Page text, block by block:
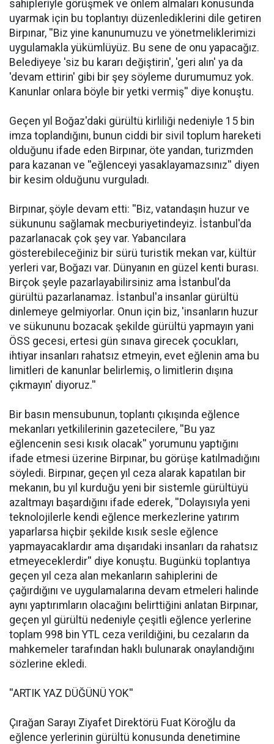
sahipleriyle görüşmek ve önlem almaları konusunda
uyarmak için bu toplantıyı düzenlediklerini dile getiren
Birpınar, ''Biz yine kanunumuzu ve yönetmeliklerimizi
uygulamakla yükümlüyüz. Bu sene de onu yapacağız.
Belediyeye 'siz bu kararı değiştirin', 'geri alın' ya da
'devam ettirin' gibi bir şey söyleme durumumuz yok.
Kanunlar onlara böyle bir yetki vermiş'' diye konuştu.
Geçen yıl Boğaz'daki gürültü kirliliği nedeniyle 15 bin
imza toplandığını, bunun ciddi bir sivil toplum hareketi
olduğunu ifade eden Birpınar, öte yandan, turizmden
para kazanan ve ''eğlenceyi yasaklayamazsınız'' diyen
bir kesim olduğunu vurguladı.
Birpınar, şöyle devam etti: ''Biz, vatandaşın huzur ve
sükununu sağlamak mecburiyetindeyiz. İstanbul'da
pazarlanacak çok şey var. Yabancılara
gösterebileceğiniz bir sürü turistik mekan var, kültür
yerleri var, Boğazı var. Dünyanın en güzel kenti burası.
Birçok şeyle pazarlayabilirsiniz ama İstanbul'da
gürültü pazarlanamaz. İstanbul'a insanlar gürültü
dinlemeye gelmiyorlar. Onun için biz, 'insanların huzur
ve sükununu bozacak şekilde gürültü yapmayın yani
ÖSS gecesi, ertesi gün sınava girecek çocukları,
ihtiyar insanları rahatsız etmeyin, evet eğlenin ama bu
limitleri de kanunlar belirlemiş, o limitlerin dışına
çıkmayın' diyoruz.''
Bir basın mensubunun, toplantı çıkışında eğlence
mekanları yetkililerinin gazetecilere, ''Bu yaz
eğlencenin sesi kısık olacak'' yorumunu yaptığını
ifade etmesi üzerine Birpınar, bu görüşe katılmadığını
söyledi. Birpınar, geçen yıl ceza alarak kapatılan bir
mekanın, bu yıl kurduğu yeni bir sistemle gürültüyü
azaltmayı başardığını ifade ederek, ''Dolayısıyla yeni
teknolojilerle kendi eğlence merkezlerine yatırım
yaparlarsa hiçbir şekilde kısık sesle eğlence
yapmayacaklardır ama dışarıdaki insanları da rahatsız
etmeyeceklerdir'' diye konuştu. Bugünkü toplantıya
geçen yıl ceza alan mekanların sahiplerini de
çağırdığını ve uygulamalarına devam etmeleri halinde
aynı yaptırımların olacağını belirttiğini anlatan Birpınar,
geçen yıl gürültü nedeniyle çeşitli eğlence yerlerine
toplam 998 bin YTL ceza verildiğini, bu cezaların da
mahkemeler tarafından haklı bulunarak onaylandığını
sözlerine ekledi.
''ARTIK YAZ DÜĞÜNÜ YOK''
Çırağan Sarayı Ziyafet Direktörü Fuat Köroğlu da
eğlence yerlerinin gürültü konusunda denetimine